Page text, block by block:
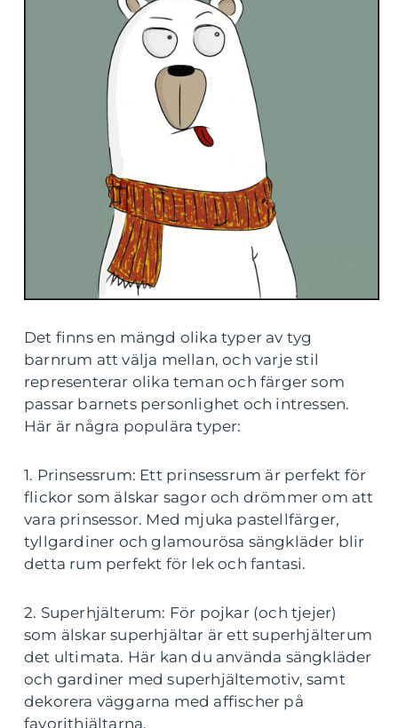
Det finns en mängd olika typer av tyg
barnrum att välja mellan, och varje stil
representerar olika teman och färger som
passar barnets personlighet och intressen.
Här är några populära typer:
1. Prinsessrum: Ett prinsessrum är perfekt för
flickor som älskar sagor och drömmer om att
vara prinsessor. Med mjuka pastellfärger,
tyllgardiner och glamourösa sängkläder blir
detta rum perfekt för lek och fantasi.
2. Superhjälterum: För pojkar (och tjejer)
som älskar superhjältar är ett superhjälterum
det ultimata. Här kan du använda sängkläder
och gardiner med superhjältemotiv, samt
dekorera väggarna med affischer på
favorithjältarna.